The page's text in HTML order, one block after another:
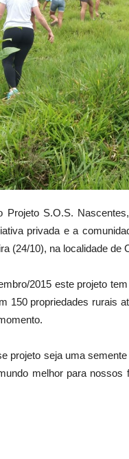
Projeto S.O.S.
privada e a
(24/10), na localidade
2015 este projeto
150 propriedades rurais
projeto seja uma
melhor para nossos